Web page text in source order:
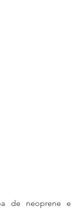
de neoprene e